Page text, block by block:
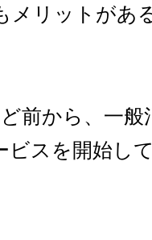
メリットがあ
前から、一般
ビスを開始し